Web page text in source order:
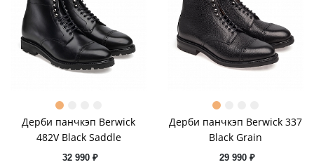
Дерби панчкэп Berwick
482V Black Saddle
32 990 ₽
Дерби панчкэп Berwick 337
Black Grain
29 990 ₽